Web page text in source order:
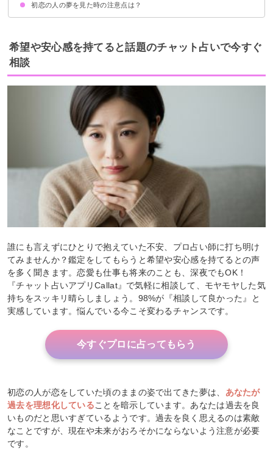
①寝る前に初恋の人のことについて考える
②ビタミンや魚を摂取する
③普段から注意深く世界を観察する
初恋の人の夢を見た時の注意点は？
吉夢なら話さず警告夢や凶夢は人に話す
希望や安心感を持てると話題のチャット占いで今すぐ
相談
誰にも言えずにひとりで抱えていた不安、プロ占い師に打ち明け
てみませんか？鑑定をしてもらうと希望や安心感を持てるとの声
を多く聞きます。恋愛も仕事も将来のことも、深夜でもOK！
『チャット占いアプリCallat』で気軽に相談して、モヤモヤした気
持ちをスッキリ晴らしましょう。98%が『相談して良かった』と
実感しています。悩んでいる今こそ変わるチャンスです。
今すぐプロに占ってもらう
初恋の人が恋をしていた頃のままの姿で出てきた夢は、 あなたが
過去を理想化していることを暗示しています。あなたは過去を良
いものだと思いすぎているようです。過去を良く思えるのは素敵
なことですが、現在や未来がおろそかにならないよう注意が必要
です。